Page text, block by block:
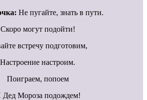
Не пугайте, знать в пути.
Скоро могут подойти!
встречу подготовим,
Настроение настроим.
Поиграем, попоем
Дед Мороза подождем!